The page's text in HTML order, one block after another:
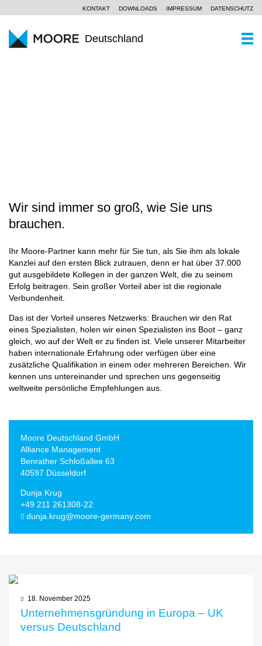
KONTAKT DOWNLOADS IMPRESSUM DATENSCHUTZ
Deutschland
Spezialkenntnisse
KARRIERE
Wir sind immer so groß, wie Sie uns
brauchen.
Ihr Moore-Partner kann mehr für Sie tun, als Sie ihm als lokale
Kanzlei auf den ersten Blick zutrauen, denn er hat über 37.000
gut ausgebildete Kollegen in der ganzen Welt, die zu seinem
Erfolg beitragen. Sein großer Vorteil aber ist die regionale
Verbundenheit.
Das ist der Vorteil unseres Netzwerks: Brauchen wir den Rat
eines Spezialisten, holen wir einen Spezialisten ins Boot – ganz
gleich, wo auf der Welt er zu finden ist. Viele unserer Mitarbeiter
haben internationale Erfahrung oder verfügen über eine
zusätzliche Qualifikation in einem oder mehreren Bereichen. Wir
kennen uns untereinander und sprechen uns gegenseitig
weltweite persönliche Empfehlungen aus.
Moore Deutschland GmbH
Alliance Management
Benrather Schloßallee 63
40597 Düsseldorf
Dunja Krug
+49 211 261308-22
dunja.krug@moore-germany.com
18. November 2025
Unternehmensgründung in Europa – UK
versus Deutschland